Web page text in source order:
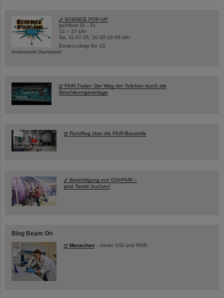
SCIENCE POP-UP
geöffnet Di – Fr,
12 – 17 Uhr
Sa, 11.07.26, 10:30-16:00 Uhr
Ernst-Ludwig-Str. 22
Innenstadt Darmstadt
FAIR-Trailer: Der Weg der Teilchen durch die
Beschleunigeranlage
Rundflug über die FAIR-Baustelle
Besichtigung von GSI/FAIR –
jetzt Termin buchen!
Blog Beam On
Menschen ...hinter GSI und FAIR.